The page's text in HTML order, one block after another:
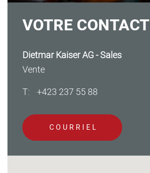
VOTRE CONTACT
Dietmar Kaiser AG - Sales
Vente
T: +423 237 55 88
COURRIELRECHERCHE